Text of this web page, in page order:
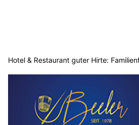
Hotel & Restaurant guter Hirte: